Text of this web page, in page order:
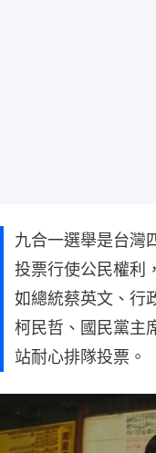
九合一選舉是台灣
投票行使公民權利
如總統蔡英文、行
柯民哲、國民黨主
站耐心排隊投票。